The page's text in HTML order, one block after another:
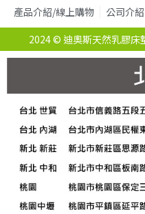
產品介紹/線上購物 公司介紹
2024 © 迪奧斯天然乳膠床